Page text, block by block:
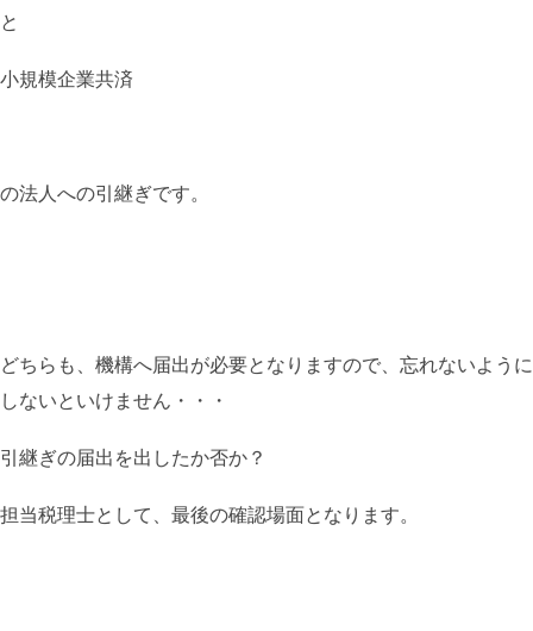
と
小規模企業共済
の法人への引継ぎです。
どちらも、機構へ届出が必要となりますので、忘れないように
しないといけません・・・
引継ぎの届出を出したか否か？
担当税理士として、最後の確認場面となります。